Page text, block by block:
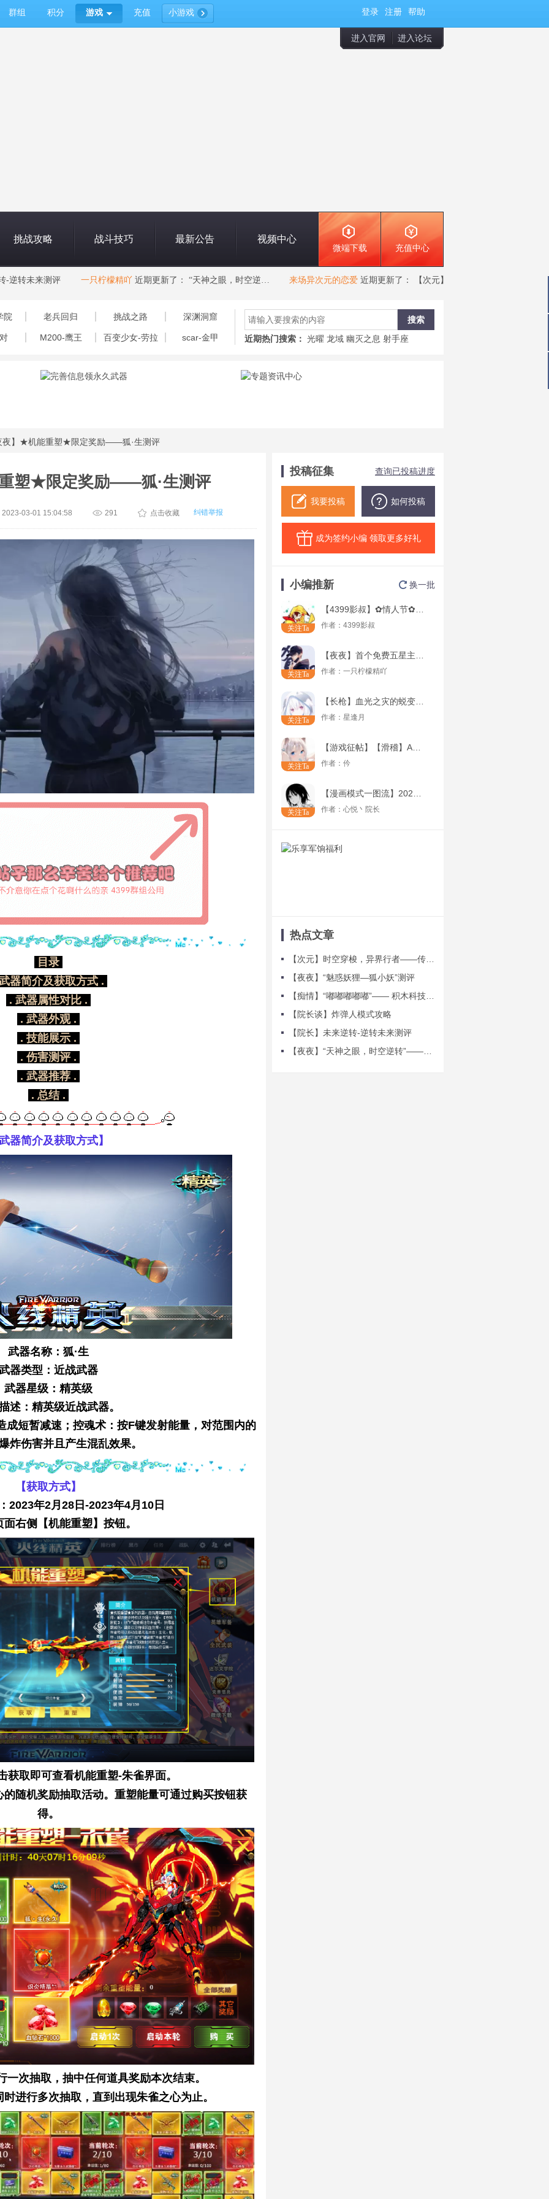
群组 积分 游戏 充值 小游戏 登录 注册 帮助
进入官网 进入论坛
挑战攻略 战斗技巧 最新公告 视频中心
微端下载 充值中心
评 一只柠檬精吖近期更新了：“天神之眼，时空逆转”——浩日战神测评 来场异次元的恋爱近期更新了：【次元】时空穿梭，异界行者——传说角色贝瑟测评
院 老兵回归 挑战之路 深渊洞窟
M200-鹰王 百变少女-劳拉 scar-金甲 近期热门搜索： 光曜 龙域 幽灭之息 射手座
夜】★机能重塑★限定奖励——狐·生测评
塑★限定奖励——狐·生测评
2023-03-01 15:04:58 291 点击收藏 纠错举报
目录
器简介及获取方式 .
. 武器属性对比 .
. 武器外观 .
. 技能展示 .
. 伤害测评 .
. 武器推荐 .
. 总结 .
器简介及获取方式】
武器名称：狐·生
器类型：近战武器
武器星级：精英级
述：精英级近战武器。
成短暂减速；控魂术：按F键发射能量，对范围内的
炸伤害并且产生混乱效果。
【获取方式】
2023年2月28日-2023年4月10日
右侧【机能重塑】按钮。
获取即可查看机能重塑-朱雀界面。
随机奖励抽取活动。重塑能量可通过购买按钮获
得。
一次抽取，抽中任何道具奖励本次结束。
进行多次抽取，直到出现朱雀之心为止。
投稿征集 查询已投稿进度
我要投稿 如何投稿
成为签约小编 领取更多好礼
小编推新 换一批
关注Ta 作者： 4399影叔
关注Ta 作者： 一只柠檬精吖
关注Ta 作者： 星逢月
关注Ta 作者： 仱
关注Ta 作者： 心悦丶院长
热点文章
【夜夜】“魅惑妖狸—狐小妖”测评
【院长谈】炸弹人模式攻略
【院长】未来逆转-逆转未来测评